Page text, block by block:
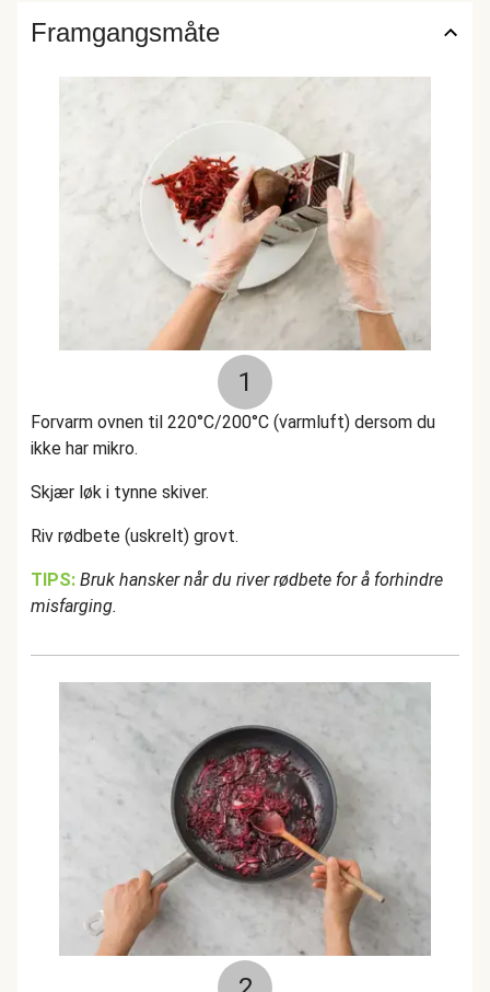
Framgangsmåte
1
Forvarm ovnen til 220°C/200°C (varmluft) dersom du
ikke har mikro.
Skjær løk i tynne skiver.
Riv rødbete (uskrelt) grovt.
TIPS: Bruk hansker når du river rødbete for å forhindre
misfarging.